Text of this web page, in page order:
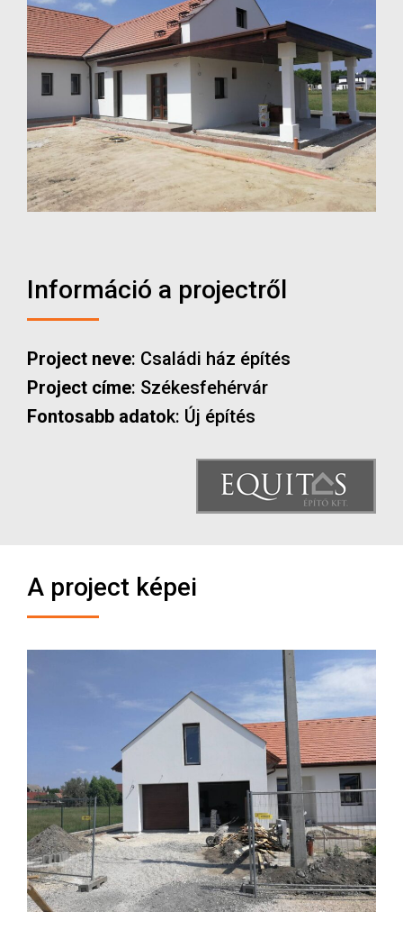
Információ a projectről
Project neve: Családi ház építés
Project címe: Székesfehérvár
Fontosabb adatok: Új építés
A project képei